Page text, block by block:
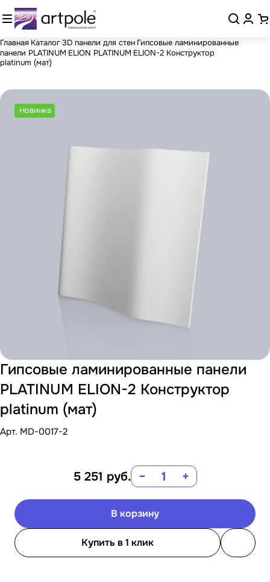
Главная Каталог3D панели для стен Гипсовые ламинированные
панели PLATINUM ELION PLATINUM ELION-2 Конструктор
platinum (мат)
Новинка
Гипсовые ламинированные панели
PLATINUM ELION-2 Конструктор
platinum (мат)
Арт. MD-0017-2
5 251 руб. − +
В корзину
Купить в 1 клик